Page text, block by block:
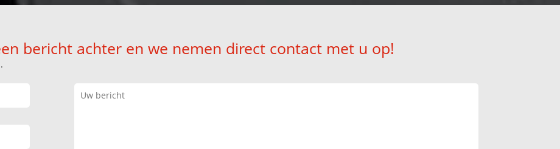
bericht achter en we nemen direct contact met u op!